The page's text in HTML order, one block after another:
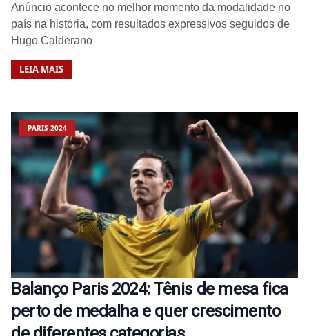
Anúncio acontece no melhor momento da modalidade no
país na história, com resultados expressivos seguidos de
Hugo Calderano
LEIA MAIS
PARIS 2024
Balanço Paris 2024: Tênis de mesa fica
perto de medalha e quer crescimento